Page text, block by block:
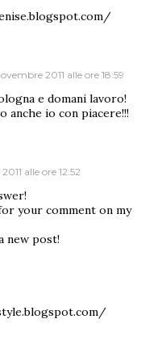
2011 alle ore 18:59
e domani lavoro!
anche io con piacere!!!
alle ore 12:52
your comment on my
new post!